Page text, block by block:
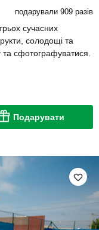
подарували 909 разів
сучасних
солодощі та
та сфотографуватися.
Подарувати